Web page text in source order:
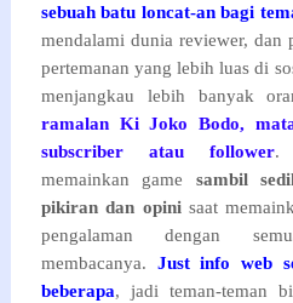
sebuah batu loncat-an bagi
mendalami dunia reviewer, dan
pertemanan yang lebih luas di
menjangkau lebih banyak
ramalan Ki Joko Bodo,
subscriber atau follower.
memainkan game sambil
pikiran dan opinisaat
pengalaman dengan
membacanya. Just info web
beberapa, jadi teman-teman